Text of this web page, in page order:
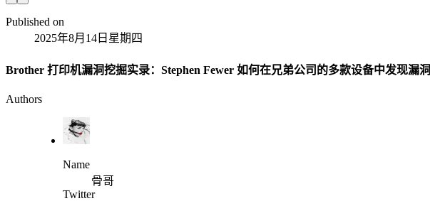
Published on
2025年8月14日星期四
Brother 打印机漏洞挖掘实录：Stephen Fewer 如何在兄弟公司的多款设备中发现漏洞
Authors
Name
骨哥
Twitter